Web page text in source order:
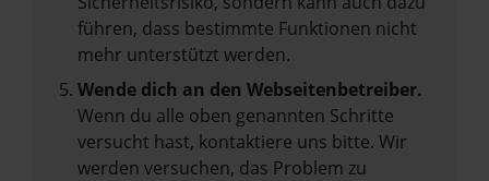
führen, dass bestimmte Funktionen nicht
mehr unterstützt werden.
Wende dich an den Webseitenbetreiber.
Wenn du alle oben genannten Schritte
versucht hast, kontaktiere uns bitte. Wir
werden versuchen, das Problem zu